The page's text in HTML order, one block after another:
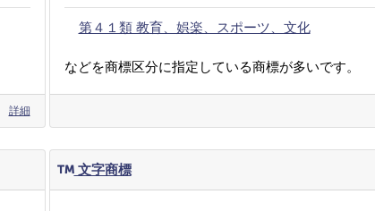
詳細
第４１類 教育、娯楽、スポーツ、文化
などを商標区分に指定している商標が多いです。
文字商標